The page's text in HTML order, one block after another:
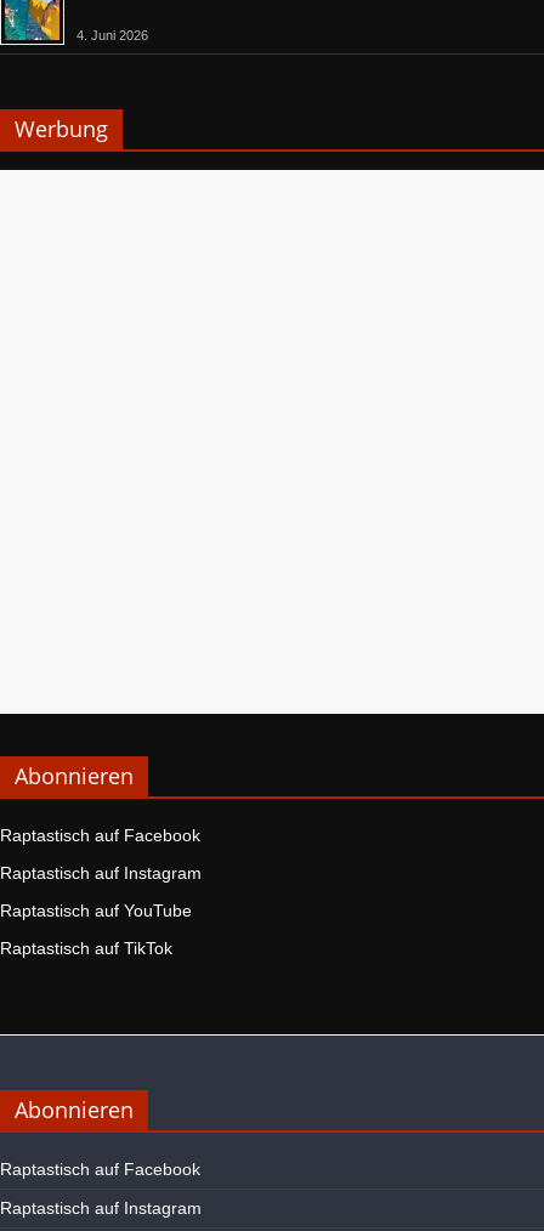
4. Juni 2026
Werbung
Abonnieren
Raptastisch auf Facebook
Raptastisch auf Instagram
Raptastisch auf YouTube
Raptastisch auf TikTok
Abonnieren
Raptastisch auf Facebook
Raptastisch auf Instagram